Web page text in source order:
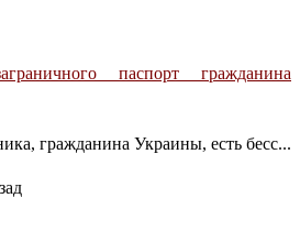
паспорт гражданина
гражданина Украины, есть бесс...